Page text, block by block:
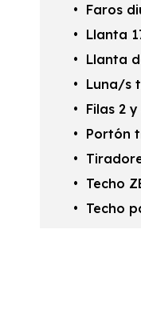
Faros
Llanta
Llanta
Luna/s
Filas 2
Portón
Techo
Techo